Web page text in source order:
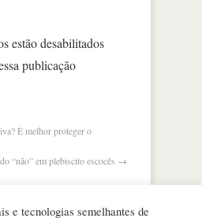
estão desabilitados
publicação
É melhor proteger o
“não” em plebiscito escocês →
e tecnologias semelhantes de